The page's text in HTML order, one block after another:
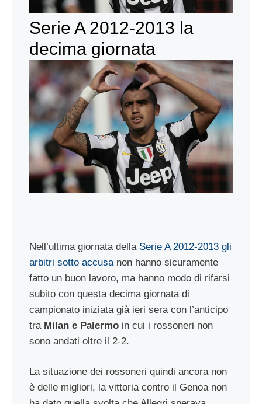
Serie A 2012-2013 la
decima giornata
Nell’ultima giornata della Serie A 2012-2013 gli
arbitri sotto accusa non hanno sicuramente
fatto un buon lavoro, ma hanno modo di rifarsi
subito con questa decima giornata di
campionato iniziata già ieri sera con l’anticipo
tra Milan e Palermo in cui i rossoneri non
sono andati oltre il 2-2.
La situazione dei rossoneri quindi ancora non
è delle migliori, la vittoria contro il Genoa non